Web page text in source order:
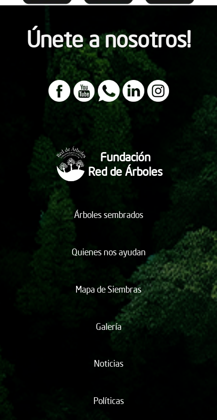
Únete a nosotros!
Fundación
Red de Árboles
Árboles sembrados
Quienes nos ayudan
Mapa de Siembras
Galería
Noticias
Políticas